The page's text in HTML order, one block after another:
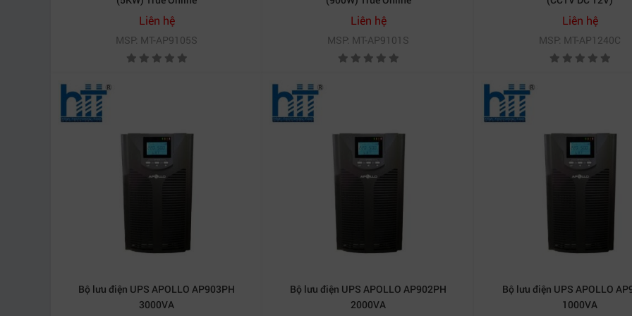
Tự động chuyển mạch và chế độ bypass linh hoạt.
Liên hệ
MSP: MT-AP9105S
Liên hệ
MSP: MT-AP9101S
Liên hệ
MSP: MT-AP1240C
Bộ lưu điện UPS APOLLO AP903PH
3000VA
Bộ lưu điện UPS APOLLO AP902PH
2000VA
Bộ lưu điện UPS APOLLO
1000VA